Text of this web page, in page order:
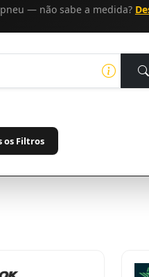
— não sabe a medida?
os Filtros